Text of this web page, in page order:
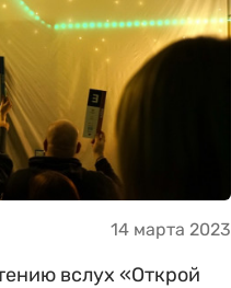
14 марта 2023
вслух «Открой